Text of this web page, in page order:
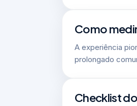
Como
A experiência
prolongado
Checklist